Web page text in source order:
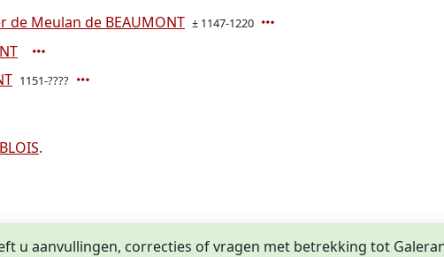
de Meulan de BEAUMONT ± 1147-1220
1151-????
.
u aanvullingen, correcties of vragen met betrekking tot